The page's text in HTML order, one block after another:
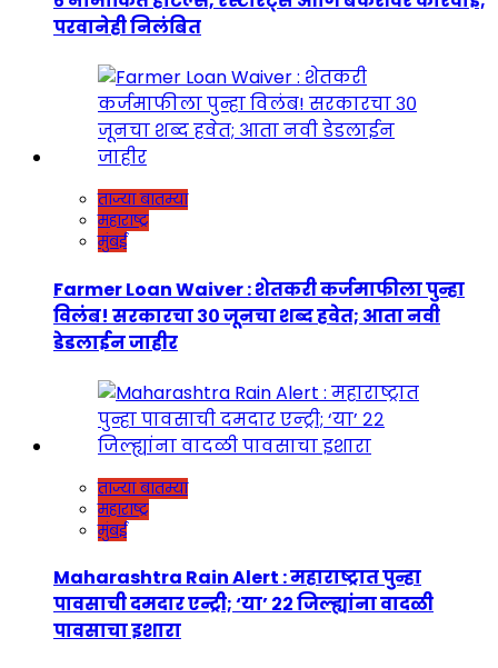
परवानेही निलंबित
ताज्या बातम्या
महाराष्ट्र
मुंबई
Farmer Loan Waiver : शेतकरी कर्जमाफीला पुन्हा
विलंब! सरकारचा ३० जूनचा शब्द हवेत; आता नवी
डेडलाईन जाहीर
ताज्या बातम्या
महाराष्ट्र
मुंबई
Maharashtra Rain Alert : महाराष्ट्रात पुन्हा
पावसाची दमदार एन्ट्री; ‘या’ २२ जिल्ह्यांना वादळी
पावसाचा इशारा